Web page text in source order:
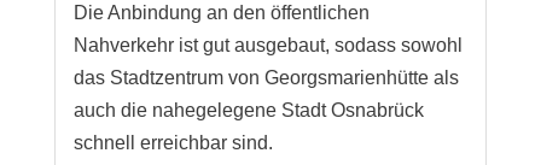
Die Anbindung an den öffentlichen
Nahverkehr ist gut ausgebaut, sodass sowohl
das Stadtzentrum von Georgsmarienhütte als
auch die nahegelegene Stadt Osnabrück
schnell erreichbar sind.